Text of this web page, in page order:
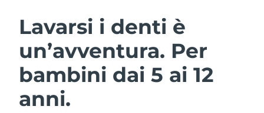
Lavarsi i denti è
un’avventura. Per
bambini dai 5 ai 12
anni.
Detersione viso
Anti-aging massage
Lifting viso
Microcurrent toning
Austria Consegna stimata
Bahrein Consegna stimata
Belgio Consegna stimata
Bermuda